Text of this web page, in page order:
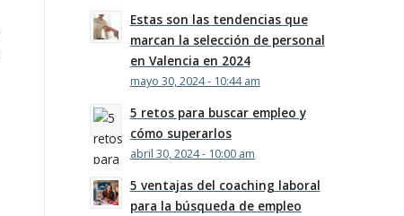
Estas son las tendencias que
marcan la selección de personal
en Valencia en 2024
mayo 30, 2024 - 10:44 am
5 retos para buscar empleo y
cómo superarlos
abril 30, 2024 - 10:00 am
5 ventajas del coaching laboral
para la búsqueda de empleo